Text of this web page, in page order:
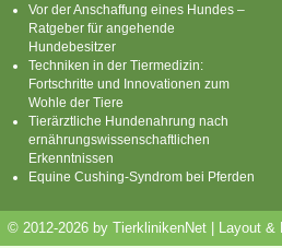
Vor der Anschaffung eines Hundes –
Ratgeber für angehende
Hundebesitzer
Techniken in der Tiermedizin:
Fortschritte und Innovationen zum
Wohle der Tiere
Tierärztliche Hundenahrung nach
ernährungswissenschaftlichen
Erkenntnissen
Equine Cushing-Syndrom bei Pferden
© 2012-2026 by TierklinikenNet | Layout &